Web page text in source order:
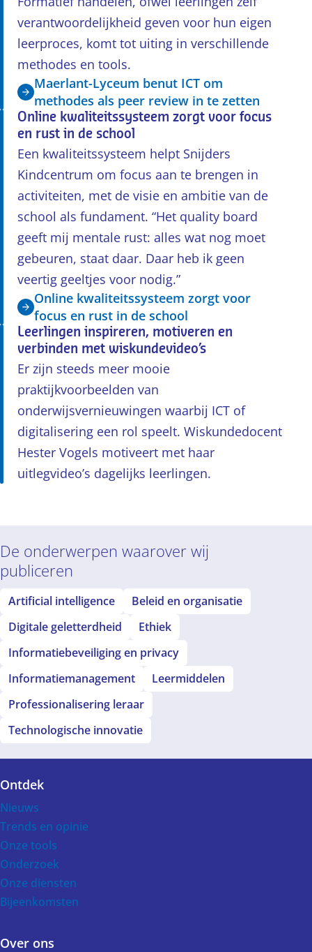
verantwoordelijkheid geven voor hun eigen
leerproces, komt tot uiting in verschillende
methodes en tools.
Maerlant-Lyceum benut ICT om
methodes als peer review in te zetten
Online kwaliteitssysteem zorgt voor focus
en rust in de school
Een kwaliteitssysteem helpt Snijders
Kindcentrum om focus aan te brengen in
activiteiten, met de visie en ambitie van de
school als fundament. “Het quality board
geeft mij mentale rust: alles wat nog moet
gebeuren, staat daar. Daar heb ik geen
veertig geeltjes voor nodig.”
Online kwaliteitssysteem zorgt voor
focus en rust in de school
Leerlingen inspireren, motiveren en
verbinden met wiskundevideo’s
Er zijn steeds meer mooie
praktijkvoorbeelden van
onderwijsvernieuwingen waarbij ICT of
digitalisering een rol speelt. Wiskundedocent
Hester Vogels motiveert met haar
uitlegvideo’s dagelijks leerlingen.
De onderwerpen waarover wij
publiceren
Artificial intelligence
Beleid en organisatie
Digitale geletterdheid
Ethiek
Informatiebeveiliging en privacy
Informatiemanagement
Leermiddelen
Professionalisering leraar
Technologische innovatie
Voet
Ontdek
Nieuws
Trends en opinie
Onze tools
Onderzoek
Onze diensten
Bijeenkomsten
Over ons